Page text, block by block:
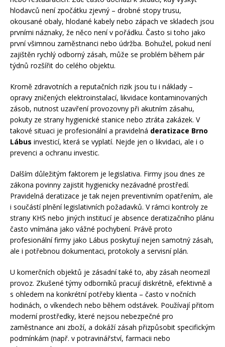
hlodavců není zpočátku zjevný – drobné stopy trusu,
okousané obaly, hlodané kabely nebo zápach ve skladech jsou
prvními náznaky, že něco není v pořádku. Často si toho jako
první všimnou zaměstnanci nebo údržba. Bohužel, pokud není
zajištěn rychlý odborný zásah, může se problém během pár
týdnů rozšířit do celého objektu.
Kromě zdravotních a reputačních rizik jsou tu i náklady –
opravy zničených elektroinstalací, likvidace kontaminovaných
zásob, nutnost uzavření provozovny při akutním zásahu,
pokuty ze strany hygienické stanice nebo ztráta zakázek. V
takové situaci je profesionální a pravidelná deratizace Brno
Lábus investicí, která se vyplatí. Nejde jen o likvidaci, ale i o
prevenci a ochranu investic.
Dalším důležitým faktorem je legislativa. Firmy jsou dnes ze
zákona povinny zajistit hygienicky nezávadné prostředí.
Pravidelná deratizace je tak nejen preventivním opatřením, ale
i součástí plnění legislativních požadavků. V rámci kontroly ze
strany KHS nebo jiných institucí je absence deratizačního plánu
často vnímána jako vážné pochybení. Právě proto
profesionální firmy jako Lábus poskytují nejen samotný zásah,
ale i potřebnou dokumentaci, protokoly a servisní plán.
U komerčních objektů je zásadní také to, aby zásah neomezil
provoz. Zkušené týmy odborníků pracují diskrétně, efektivně a
s ohledem na konkrétní potřeby klienta – často v nočních
hodinách, o víkendech nebo během odstávek. Používají přitom
moderní prostředky, které nejsou nebezpečné pro
zaměstnance ani zboží, a dokáží zásah přizpůsobit specifickým
podmínkám (např. v potravinářství, farmacii nebo